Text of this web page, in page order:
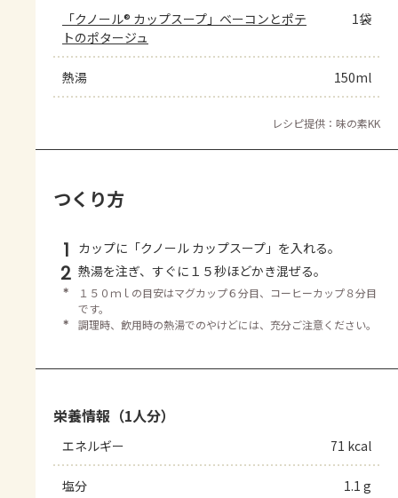
「クノール® カップスープ」ベーコンとポテ
トのポタージュ
1袋
熱湯 150ml
レシピ提供：味の素KK
つくり方
1 カップに「クノール カップスープ」を入れる。
2 熱湯を注ぎ、すぐに１５秒ほどかき混ぜる。
＊
１５０ｍｌの目安はマグカップ６分目、コーヒーカップ８分目
です。
＊
調理時、飲用時の熱湯でのやけどには、充分ご注意ください。
栄養情報（1人分）
エネルギー 71 kcal
塩分 1.1 g